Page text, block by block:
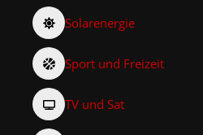
Solarenergie
Sport und Freizeit
TV und Sat